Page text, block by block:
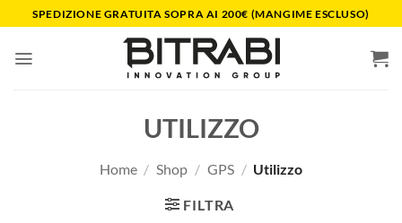
ai
contenuti
SPEDIZIONE GRATUITA SOPRA AI 200€ (MANGIME ESCLUSO)
UTILIZZO
Home / Shop / GPS / Utilizzo
FILTRA